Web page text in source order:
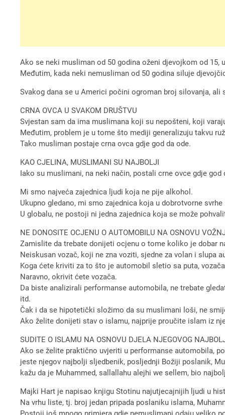
Ako se neki musliman od 50 godina oženi djevojkom od 15,
Međutim, kada neki nemusliman od 50 godina siluje
Svakog dana se u Americi počini ogroman broj silovanja,
CRNA OVCA U SVAKOM DRUŠTVU
Svjestan sam da ima muslimana koji su nepošteni, koji
Međutim, problem je u tome što mediji generalizuju takvu
Tako musliman postaje crna ovca gdje god da ode.
KAO CJELINA, MUSLIMANI SU NAJBOLJI
Iako su muslimani, na neki način, postali crne ovce gdje
Mi smo najveća zajednica ljudi koja ne pije alkohol.
Ukupno gledano, mi smo zajednica koja u dobrotvorne
U globalu, ne postoji ni jedna zajednica koja se može
NE DONOSITE OCJENU O AUTOMOBILU NA OSNOVU
Zamislite da trebate donijeti ocjenu o tome koliko je dobar
Neiskusan vozač, koji ne zna voziti, sjedne za volan i slupa
Koga ćete kriviti za to što je automobil sletio sa puta,
Naravno, okrivit ćete vozača.
Da biste analizirali performanse automobila, ne trebate
itd.
Čak i da se hipotetički složimo da su muslimani loši, ne
Ako želite donijeti stav o islamu, najprije proučite islam iz
SUDITE O ISLAMU NA OSNOVU DJELA NJEGOVOG
Ako se želite praktično uvjeriti u performanse automobila,
jeste njegov najbolji sljedbenik, posljednji Božiji poslanik,
kažu da je Muhammed, sallallahu alejhi we sellem, bio
Majki Hart je napisao knjigu Stotinu najutjecajnijih ljudi u
Na vrhu liste, tj. broj jedan pripada poslaniku islama,